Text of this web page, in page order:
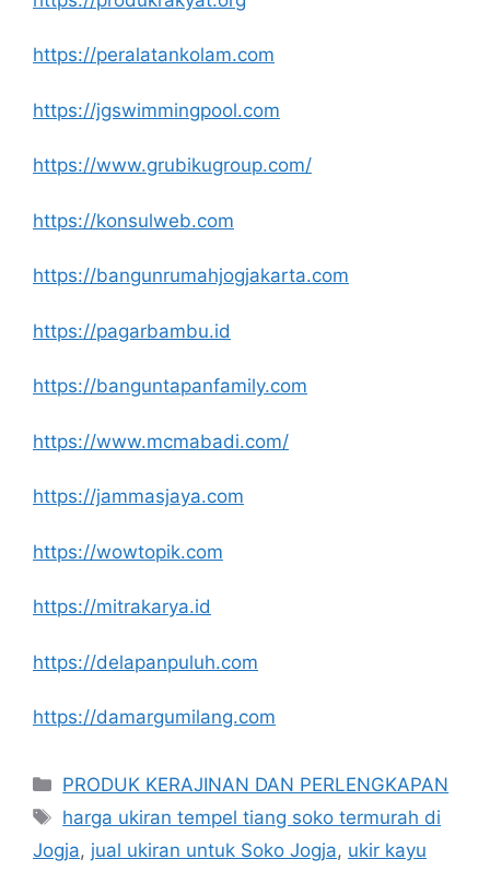
https://peralatankolam.com
https://jgswimmingpool.com
https://www.grubikugroup.com/
https://konsulweb.com
https://bangunrumahjogjakarta.com
https://pagarbambu.id
https://banguntapanfamily.com
https://www.mcmabadi.com/
https://jammasjaya.com
https://wowtopik.com
https://mitrakarya.id
https://delapanpuluh.com
https://damargumilang.com
Kategori
PRODUK KERAJINAN DAN PERLENGKAPAN
Tag
harga ukiran tempel tiang soko termurah di
Jogja, jual ukiran untuk Soko Jogja, ukir kayu